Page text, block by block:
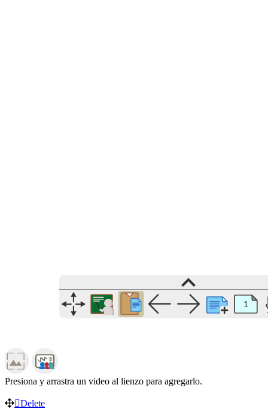
Presiona y arrastra un video al lienzo para agregarlo.
Delete